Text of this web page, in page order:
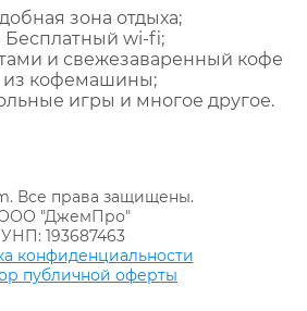
зона отдыха;
Бесплатный wi-fi;
и свежезаваренный кофе
из кофемашины;
игры и многое другое.
Все права защищены.
"ДжемПро"
УНП: 193687463
конфиденциальности
публичной оферты